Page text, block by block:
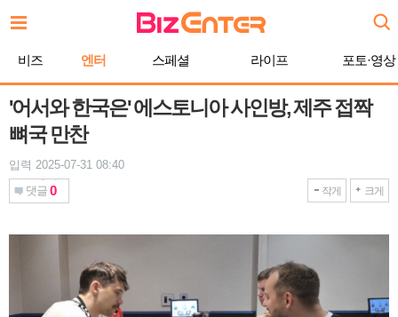
문
비즈 엔터 스페셜 라이프 포토·영상
'어서와 한국은' 에스토니아 사인방, 제주 접짝
뼈국 만찬
입력 2025-07-31 08:40
댓글 0 작게 크게